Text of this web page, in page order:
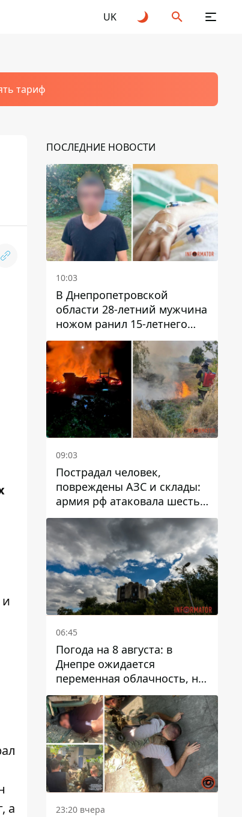
UK
тариф
а
ПОСЛЕДНИЕ НОВОСТИ
10:03
В Днепропетровской
области 28-летний мужчина
ножом ранил 15-летнего
парня
09:03
Пострадал человек,
повреждены АЗС и склады:
армия рф атаковала шесть
районов Днепропетровской
области
06:45
Погода на 8 августа: в
Днепре ожидается
переменная облачность, но
может пойти дождь
23:20 вчера